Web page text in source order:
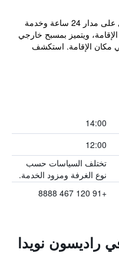
يضم راديسون نويدا مكتب استقبال يعمل على مدار 24 ساعة وخدمة
ويتميز بمسبح خارجي
في مكان الإقامة. استكشف
14:00
12:00
تختلف السياسات حسب
نوع الغرفة ومزود الخدمة.
+91 120 467 8888
راديسون نويدا